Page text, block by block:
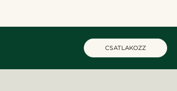
CSATLAKOZZ